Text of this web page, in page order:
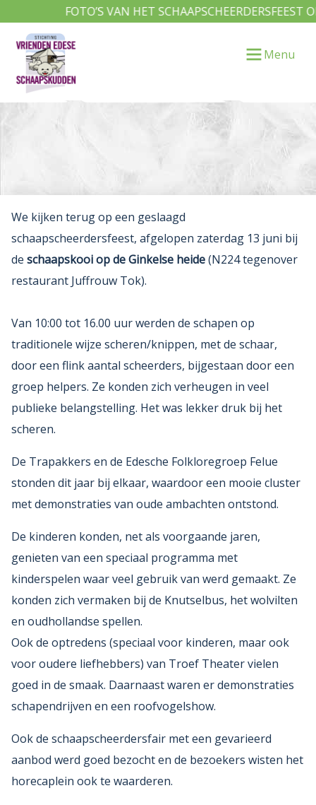
VAN HET SCHAAPSCHEERDERSFEEST OP ZATERDAG
Menu
We kijken terug op een geslaagd
schaapscheerdersfeest, afgelopen zaterdag 13 juni bij
de schaapskooi op de Ginkelse heide(N224 tegenover
restaurant Juffrouw Tok).
Van 10:00 tot 16.00 uur werden de schapen op
traditionele wijze scheren/knippen, met de schaar,
door een flink aantal scheerders, bijgestaan door een
groep helpers. Ze konden zich verheugen in veel
publieke belangstelling. Het was lekker druk bij het
scheren.
De Trapakkers en de Edesche Folkloregroep Felue
stonden dit jaar bij elkaar, waardoor een mooie cluster
met demonstraties van oude ambachten ontstond.
De kinderen konden, net als voorgaande jaren,
genieten van een speciaal programma met
kinderspelen waar veel gebruik van werd gemaakt. Ze
konden zich vermaken bij de Knutselbus, het wolvilten
en oudhollandse spellen.
Ook de optredens (speciaal voor kinderen, maar ook
voor oudere liefhebbers) van Troef Theater vielen
goed in de smaak. Daarnaast waren er demonstraties
schapendrijven en een roofvogelshow.
Ook de schaapscheerdersfair met een gevarieerd
aanbod werd goed bezocht en de bezoekers wisten het
horecaplein ook te waarderen.